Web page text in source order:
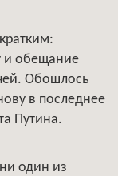
и обещание
Обошлось
в последнее
Путина.
один из